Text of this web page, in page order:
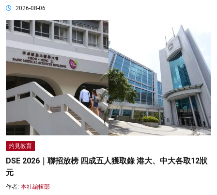
2026-08-06
灼見教育
DSE 2026｜聯招放榜 四成五人獲取錄 港大、中大各取12狀
元
作者: 本社編輯部